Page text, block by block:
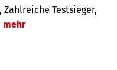
Zahlreiche Testsieger,
mehr